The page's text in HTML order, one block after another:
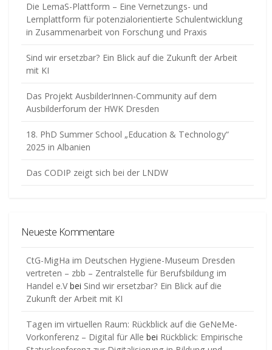
Die LemaS-Plattform – Eine Vernetzungs- und
Lernplattform für potenzialorientierte Schulentwicklung
in Zusammenarbeit von Forschung und Praxis
Sind wir ersetzbar? Ein Blick auf die Zukunft der Arbeit
mit KI
Das Projekt AusbilderInnen-Community auf dem
Ausbilderforum der HWK Dresden
18. PhD Summer School „Education & Technology“
2025 in Albanien
Das CODIP zeigt sich bei der LNDW
Neueste Kommentare
CtG-MigHa im Deutschen Hygiene-Museum Dresden
vertreten – zbb – Zentralstelle für Berufsbildung im
Handel e.Vbei Sind wir ersetzbar? Ein Blick auf die
Zukunft der Arbeit mit KI
Tagen im virtuellen Raum: Rückblick auf die GeNeMe-
Vorkonferenz – Digital für Alle bei Rückblick: Empirische